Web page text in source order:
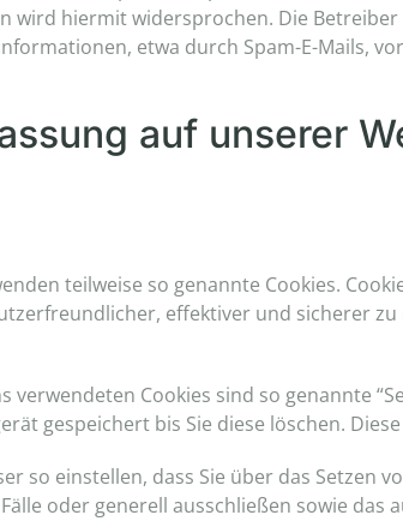
wird hiermit widersprochen. Die
etwa durch Spam-E-Mails,
auf unserer
teilweise so genannte Cookies.
effektiver und sicherer
verwendeten Cookies sind so genannte
gespeichert bis Sie diese löschen.
so einstellen, dass Sie über das Setzen
oder generell ausschließen sowie